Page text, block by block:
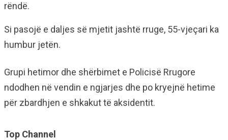
rëndë.
Si pasojë e daljes së mjetit jashtë rruge, 55-vjeçari ka
humbur jetën.
Grupi hetimor dhe shërbimet e Policisë Rrugore
ndodhen në vendin e ngjarjes dhe po kryejnë hetime
për zbardhjen e shkakut të aksidentit.
Top Channel